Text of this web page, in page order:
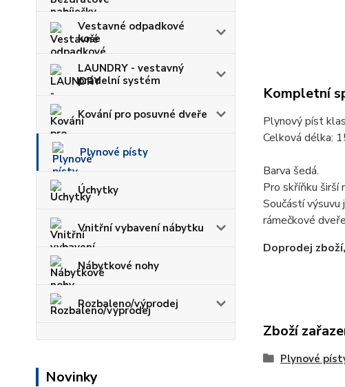
Vestavné odpadkové
koše
LAUNDRY - vestavný
prádelní systém
Kování pro posuvné dveře
Plynové písty
Úchytky
Vnitřní vybavení nábytku
Nábytkové nohy
Rozbaleno/výprodej
Novinky
Kompletní
Plynový píst
Celková délka:
Barva šedá.
Pro skříňku širší
Součástí výsuvu
rámečkové
Doprodej
Zboží
Plynové